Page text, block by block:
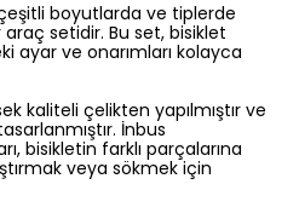
boyutlarda ve tiplerde
setidir. Bu set, bisiklet
ayar ve onarımları kolayca
kaliteli çelikten yapılmıştır ve
İnbus
bisikletin farklı parçalarına
veya sökmek için